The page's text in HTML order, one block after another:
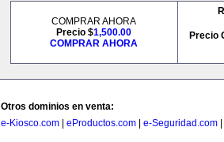
COMPRAR AHORA
Precio $1,500.00
COMPRAR AHORA
Precio
Otros dominios en venta:
e-Kiosco.com
eProductos.com e-Seguridad.com